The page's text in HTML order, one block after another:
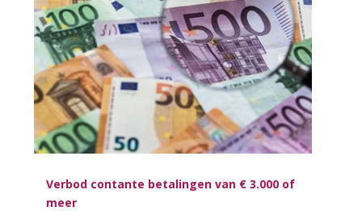
Verbod contante betalingen van € 3.000 of
meer